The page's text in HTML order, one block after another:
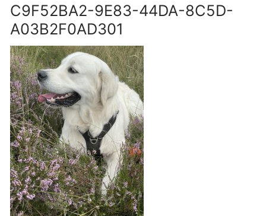
C9F52BA2-9E83-44DA-8C5D-
A03B2F0AD301